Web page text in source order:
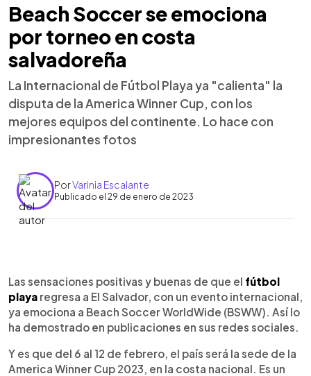
Beach Soccer se emociona
por torneo en costa
salvadoreña
La Internacional de Fútbol Playa ya "calienta" la
disputa de la America Winner Cup, con los
mejores equipos del continente. Lo hace con
impresionantes fotos
PorVarinia Escalante
Publicado el 29 de enero de 2023
Escuchar artículo
Las sensaciones positivas y buenas de que el fútbol
playa regresa a El Salvador, con un evento internacional,
ya emociona a Beach Soccer WorldWide (BSWW). Así lo
ha demostrado en publicaciones en sus redes sociales.
Y es que del 6 al 12 de febrero, el país será la sede de la
America Winner Cup 2023, en la costa nacional. Es un